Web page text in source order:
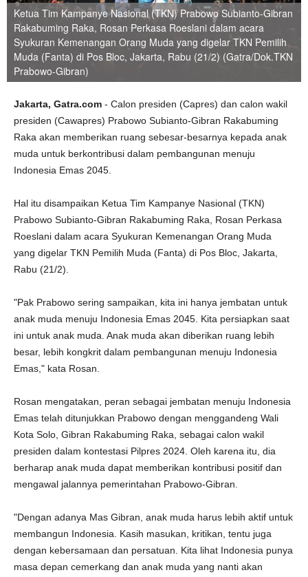
Ketua Tim Kampanye Nasional (TKN) Prabowo Subianto-Gibran
Rakabuming Raka, Rosan Perkasa Roeslani dalam acara
Syukuran Kemenangan Orang Muda yang digelar TKN Pemilih
Muda (Fanta) di Pos Bloc, Jakarta, Rabu (21/2) (Gatra/Dok.TKN
Prabowo-Gibran)
Jakarta, Gatra.com - Calon presiden (Capres) dan calon wakil
presiden (Cawapres) Prabowo Subianto-Gibran Rakabuming
Raka akan memberikan ruang sebesar-besarnya kepada anak
muda untuk berkontribusi dalam pembangunan menuju
Indonesia Emas 2045.
Hal itu disampaikan Ketua Tim Kampanye Nasional (TKN)
Prabowo Subianto-Gibran Rakabuming Raka, Rosan Perkasa
Roeslani dalam acara Syukuran Kemenangan Orang Muda
yang digelar TKN Pemilih Muda (Fanta) di Pos Bloc, Jakarta,
Rabu (21/2).
"Pak Prabowo sering sampaikan, kita ini hanya jembatan untuk
anak muda menuju Indonesia Emas 2045. Kita persiapkan saat
ini untuk anak muda. Anak muda akan diberikan ruang lebih
besar, lebih kongkrit dalam pembangunan menuju Indonesia
Emas," kata Rosan.
Rosan mengatakan, peran sebagai jembatan menuju Indonesia
Emas telah ditunjukkan Prabowo dengan menggandeng Wali
Kota Solo, Gibran Rakabuming Raka, sebagai calon wakil
presiden dalam kontestasi Pilpres 2024. Oleh karena itu, dia
berharap anak muda dapat memberikan kontribusi positif dan
mengawal jalannya pemerintahan Prabowo-Gibran.
"Dengan adanya Mas Gibran, anak muda harus lebih aktif untuk
membangun Indonesia. Kasih masukan, kritikan, tentu juga
dengan kebersamaan dan persatuan. Kita lihat Indonesia punya
masa depan cemerkang dan anak muda yang nanti akan